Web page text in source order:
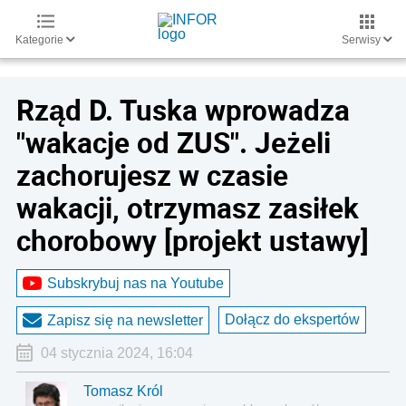
Kategorie Serwisy
Rząd D. Tuska wprowadza
"wakacje od ZUS". Jeżeli
zachorujesz w czasie
wakacji, otrzymasz zasiłek
chorobowy [projekt ustawy]
Subskrybuj nas na Youtube
Zapisz się na newsletter Dołącz do ekspertów
04 stycznia 2024, 16:04
Tomasz Król